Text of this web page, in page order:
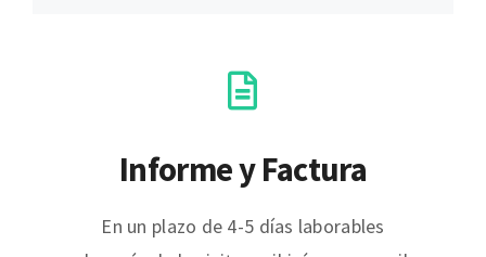
Informe y Factura
En un plazo de 4-5 días laborables